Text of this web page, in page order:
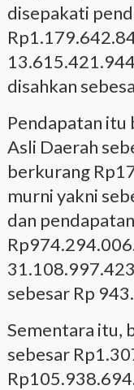
disepakati
disahkan
Pendapatan itu
Asli Daerah
berkurang
murni yakni
dan
sebesar Rp
Sementara itu,
sebesar